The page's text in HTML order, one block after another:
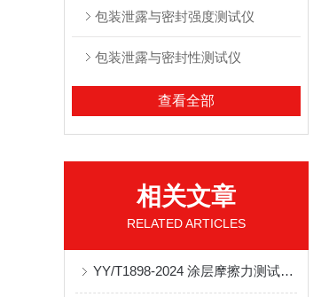
包装泄露与密封强度测试仪
包装泄露与密封性测试仪
查看全部
相关文章
RELATED ARTICLES
YY/T1898-2024 涂层摩擦力测试仪检测方案